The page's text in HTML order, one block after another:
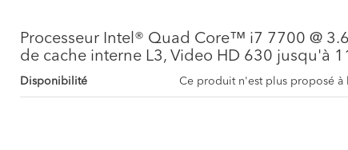
Processeur Intel® Quad Core™ i7 7700 @
de cache interne L3, Video HD 630 jusqu'à
Disponibilité Ce produit n'est plus proposé à